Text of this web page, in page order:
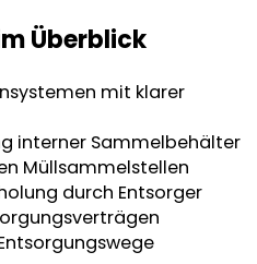
Überblick
mit klarer
interner Sammelbehälter
Müllsammelstellen
durch Entsorger